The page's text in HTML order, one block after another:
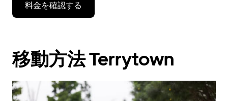
で
カ
ン
ダ
料金を確認する
移動方法 Terrytown